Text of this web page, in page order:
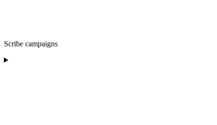
Scribe campaigns